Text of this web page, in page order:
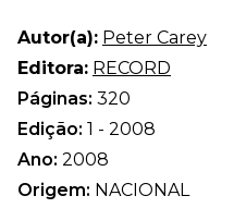
Autor(a): Peter Carey
Editora: RECORD
Páginas: 320
Edição: 1 - 2008
Ano: 2008
Origem: NACIONAL